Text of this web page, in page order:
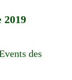
2019
des